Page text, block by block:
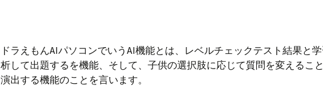
ドラえもんAIパソコンでいうAI機能とは、レベルチェックテスト結果と
析して出題するを機能、そして、子供の選択肢に応じて質問を変えるこ
演出する機能のことを言います。